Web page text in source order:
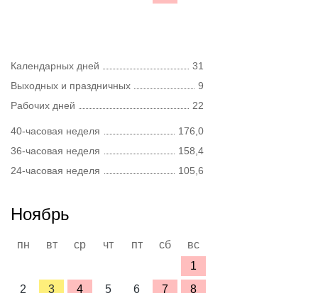
Календарных дней
31
Выходных и праздничных
9
Рабочих дней
22
40-часовая неделя
176,0
36-часовая неделя
158,4
24-часовая неделя
105,6
Ноябрь
пн вт ср чт пт сб
вс
1
2
3 4 5 6 7 8